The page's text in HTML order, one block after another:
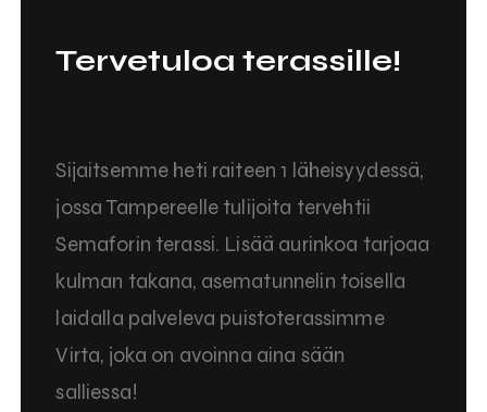
Tervetuloa terassille!
Sijaitsemme heti raiteen 1 läheisyydessä,
jossa Tampereelle tulijoita tervehtii
Semaforin terassi. Lisää aurinkoa tarjoaa
kulman takana, asematunnelin toisella
laidalla palveleva puistoterassimme
Virta, joka on avoinna aina sään
salliessa!